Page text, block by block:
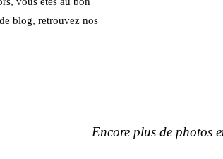
blog, retrouvez nos
Encore plus de photos